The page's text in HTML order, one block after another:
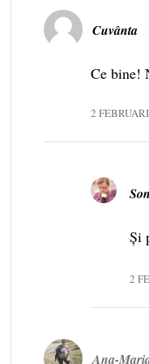
Cuvânta
Ce bine!
2
Și
2
Ana-